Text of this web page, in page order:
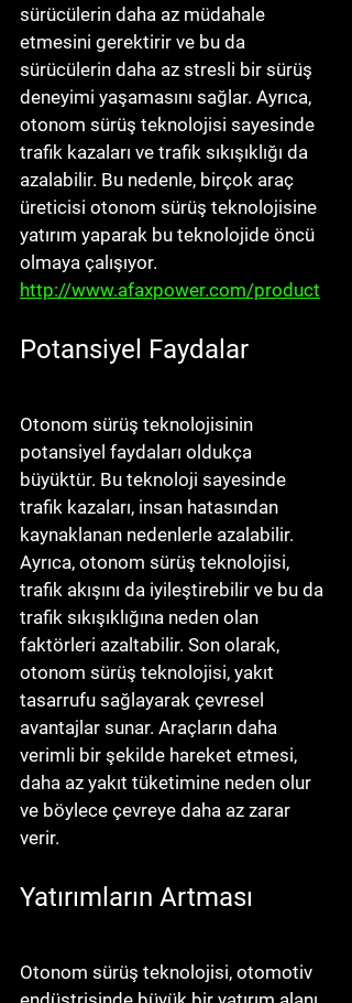
sürücülerin daha az müdahale
etmesini gerektirir ve bu da
sürücülerin daha az stresli bir sürüş
deneyimi yaşamasını sağlar. Ayrıca,
otonom sürüş teknolojisi sayesinde
trafik kazaları ve trafik sıkışıklığı da
azalabilir. Bu nedenle, birçok araç
üreticisi otonom sürüş teknolojisine
yatırım yaparak bu teknolojide öncü
olmaya çalışıyor.
http://www.afaxpower.com/product
Potansiyel Faydalar
Otonom sürüş teknolojisinin
potansiyel faydaları oldukça
büyüktür. Bu teknoloji sayesinde
trafik kazaları, insan hatasından
kaynaklanan nedenlerle azalabilir.
Ayrıca, otonom sürüş teknolojisi,
trafik akışını da iyileştirebilir ve bu da
trafik sıkışıklığına neden olan
faktörleri azaltabilir. Son olarak,
otonom sürüş teknolojisi, yakıt
tasarrufu sağlayarak çevresel
avantajlar sunar. Araçların daha
verimli bir şekilde hareket etmesi,
daha az yakıt tüketimine neden olur
ve böylece çevreye daha az zarar
verir.
Yatırımların Artması
Otonom sürüş teknolojisi, otomotiv